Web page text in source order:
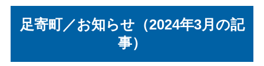
総合トップへ戻る
足寄町／お知らせ（2024年3月の記
事）